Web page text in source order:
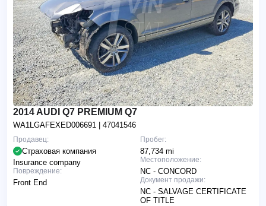
2014 AUDI Q7 PREMIUM Q7
WA1LGAFEXED006691 | 47041546
Пробег:
87,734 mi
Местоположение:
NC - CONCORD
Документ продажи:
NC - SALVAGE CERTIFICATE
OF TITLE
Продавец:
Страховая компания
Insurance company
Повреждение:
Front End